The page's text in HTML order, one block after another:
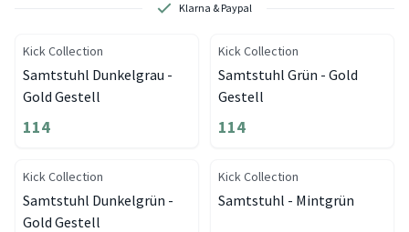
Klarna & Paypal
Kick Collection
Samtstuhl Dunkelgrau -
Gold Gestell
114
Kick Collection
Samtstuhl Grün - Gold
Gestell
114
Kick Collection
Samtstuhl Dunkelgrün -
Gold Gestell
Kick Collection
Samtstuhl - Mintgrün